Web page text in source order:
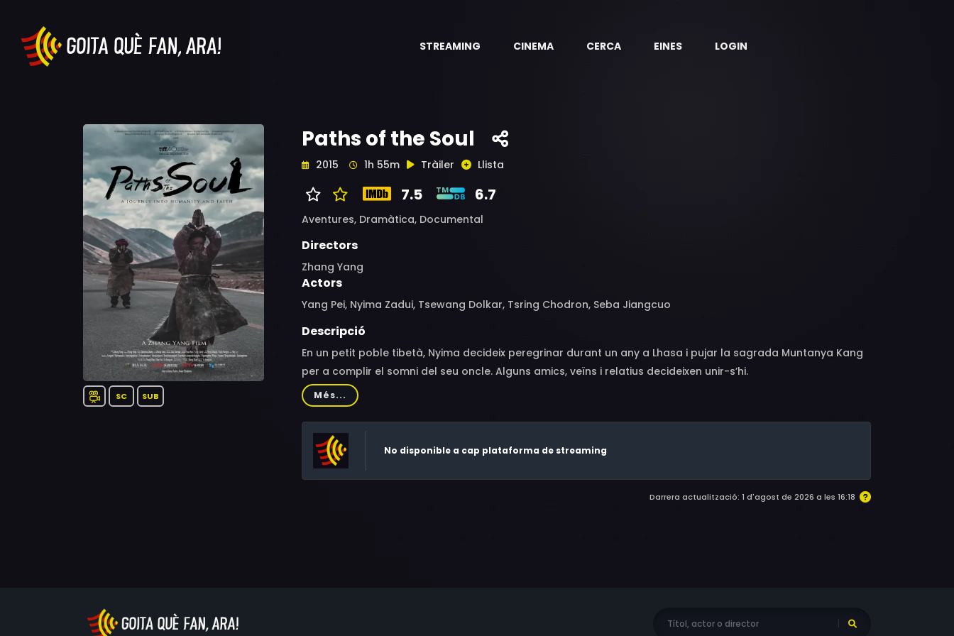
STREAMING CINEMA CERCA EINES LOGIN
SC SUB
Paths of the Soul
2015 1h 55m Tràiler Llista
7.5 6.7
Aventures, Dramàtica, Documental
Directors
Zhang Yang
Actors
Yang Pei, Nyima Zadui, Tsewang Dolkar, Tsring Chodron, Seba Jiangcuo
Descripció
En un petit poble tibetà, Nyima decideix peregrinar durant un any a Lhasa i pujar la sagrada Muntanya Kang
per a complir el somni del seu oncle. Alguns amics, veïns i relatius decideixen unir-s’hi.
Més...
No disponible a cap plataforma de streaming
Darrera actualització: 1 d'agost de 2026 a les 16:18